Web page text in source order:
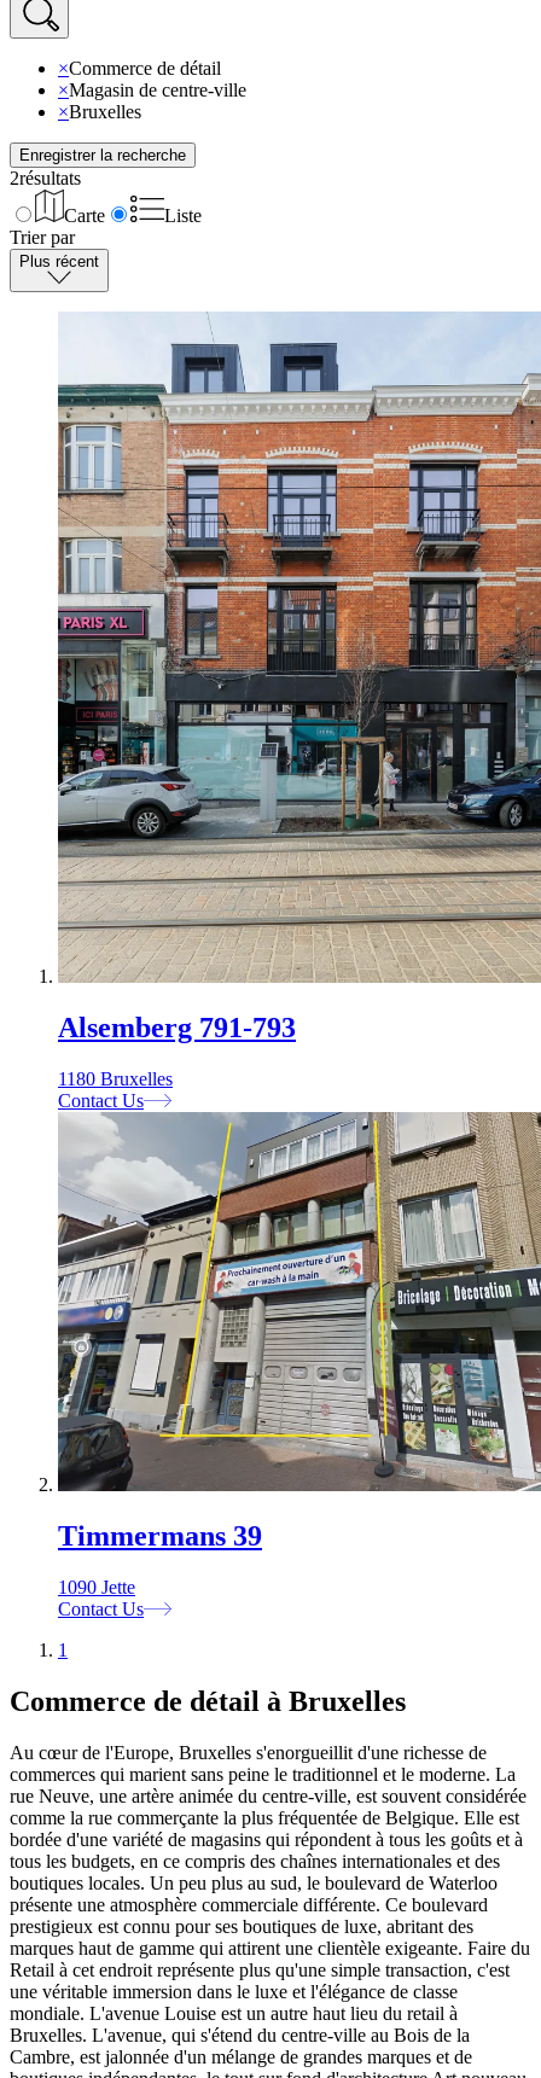
×Commerce de détail
×Magasin de centre-ville
×Bruxelles
Enregistrer la recherche
2résultats
Carte
Liste
Trier par
Plus récent
Alsemberg 791-793
1180 Bruxelles
Contact Us
Timmermans 39
1090 Jette
Contact Us
1
Commerce de détail à Bruxelles
Au cœur de l'Europe, Bruxelles s'enorgueillit d'une richesse de
commerces qui marient sans peine le traditionnel et le moderne. La
rue Neuve, une artère animée du centre-ville, est souvent considérée
comme la rue commerçante la plus fréquentée de Belgique. Elle est
bordée d'une variété de magasins qui répondent à tous les goûts et à
tous les budgets, en ce compris des chaînes internationales et des
boutiques locales. Un peu plus au sud, le boulevard de Waterloo
présente une atmosphère commerciale différente. Ce boulevard
prestigieux est connu pour ses boutiques de luxe, abritant des
marques haut de gamme qui attirent une clientèle exigeante. Faire du
Retail à cet endroit représente plus qu'une simple transaction, c'est
une véritable immersion dans le luxe et l'élégance de classe
mondiale. L'avenue Louise est un autre haut lieu du retail à
Bruxelles. L'avenue, qui s'étend du centre-ville au Bois de la
Cambre, est jalonnée d'un mélange de grandes marques et de